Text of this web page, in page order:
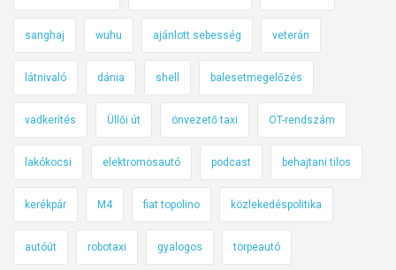
sanghaj wuhu ajánlott sebesség veterán
látnivaló dánia shell balesetmegelőzés
vadkerítés Üllői út önvezető taxi OT-rendszám
lakókocsi elektromosautó podcast behajtani tilos
kerékpár M4 fiat topolino közlekedéspolitika
autóút robotaxi gyalogos törpeautó